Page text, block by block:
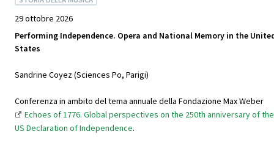
29 ottobre 2026
Performing Independence. Opera and National Memory in the
States
Sandrine Coyez (Sciences Po, Parigi)
Conferenza in ambito del tema annuale della Fondazione Max Weber
Echoes of 1776. Global perspectives on the 250th anniversary of the
US Declaration of Independence.